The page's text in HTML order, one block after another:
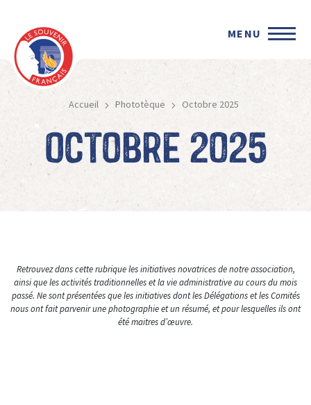
MENU
Accueil Phototèque Octobre 2025
Octobre 2025
Retrouvez dans cette rubrique les initiatives novatrices de notre association,
ainsi que les activités traditionnelles et la vie administrative au cours du mois
passé. Ne sont présentées que les initiatives dont les Délégations et les Comités
nous ont fait parvenir une photographie et un résumé, et pour lesquelles ils ont
été maitres d’œuvre.